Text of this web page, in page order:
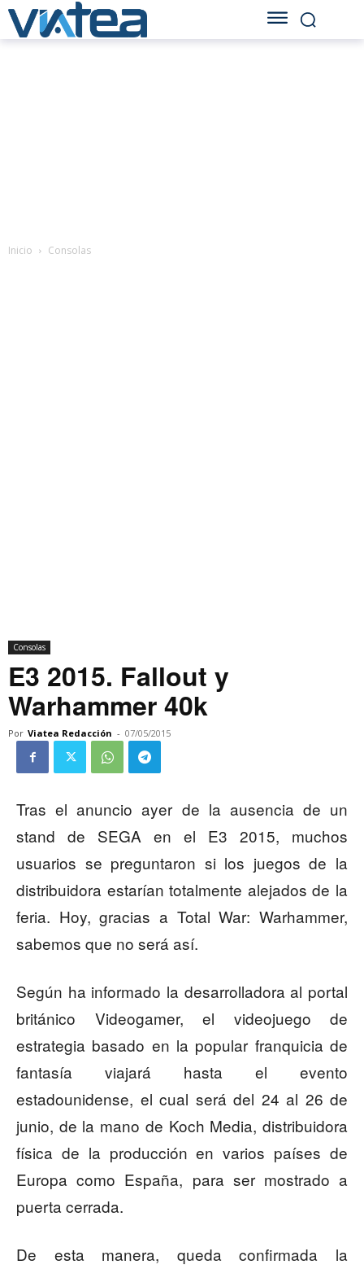
Inicio Consolas
Consolas
E3 2015. Fallout y
Warhammer 40k
Por Viatea Redacción - 07/05/2015
Tras el anuncio ayer de la ausencia de un
stand de SEGA en el E3 2015, muchos
usuarios se preguntaron si los juegos de la
distribuidora estarían totalmente alejados de la
feria. Hoy, gracias a Total War: Warhammer,
sabemos que no será así.
Según ha informado la desarrolladora al portal
británico Videogamer, el videojuego de
estrategia basado en la popular franquicia de
fantasía viajará hasta el evento
estadounidense, el cual será del 24 al 26 de
junio, de la mano de Koch Media, distribuidora
física de la producción en varios países de
Europa como España, para ser mostrado a
puerta cerrada.
De esta manera, queda confirmada la